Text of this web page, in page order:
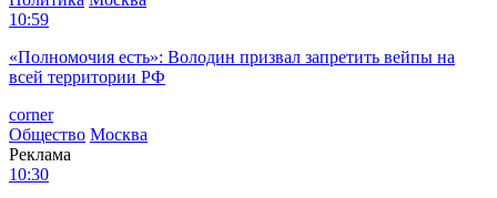
10:59
«Полномочия есть»: Володин призвал запретить вейпы на
всей территории РФ
corner
Общество Москва
Реклама
10:30